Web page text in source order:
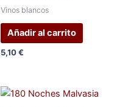
Vinos blancos
Añadir al carrito
5,10€